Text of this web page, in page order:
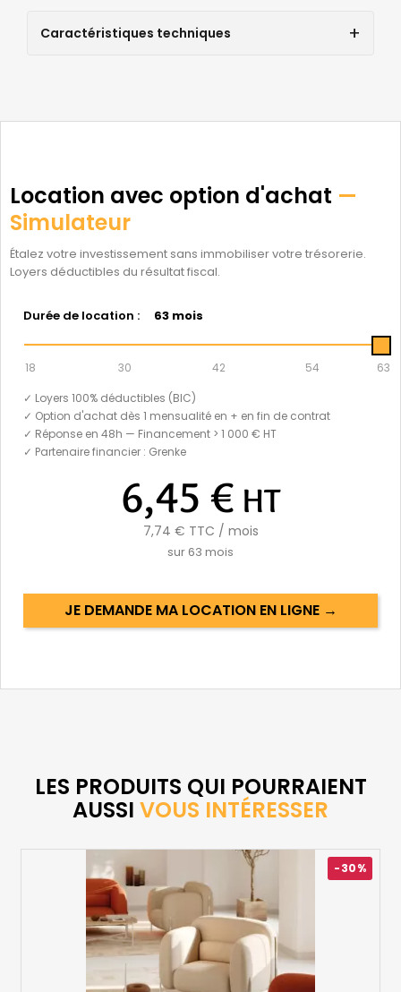
Caractéristiques techniques
Location avec option d'achat —
Simulateur
Étalez votre investissement sans immobiliser votre trésorerie.
Loyers déductibles du résultat fiscal.
Durée de location : 63 mois
18 30 42 54
63
✓ Loyers 100% déductibles (BIC)
✓ Option d'achat dès 1 mensualité en + en fin de contrat
✓ Réponse en 48h — Financement > 1 000 € HT
✓ Partenaire financier : Grenke
6,45 € HT
7,74 € TTC / mois
sur 63 mois
JE DEMANDE MA LOCATION EN LIGNE →
LES PRODUITS QUI POURRAIENT
AUSSI VOUS INTÉRESSER
-30%